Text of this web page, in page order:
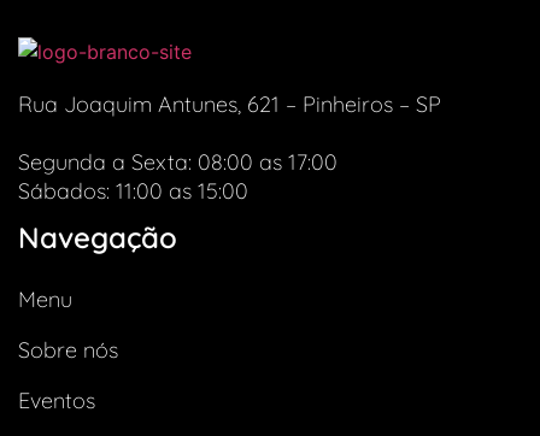
Rua Joaquim Antunes, 621 – Pinheiros – SP
Segunda a Sexta: 08:00 as 17:00
Sábados: 11:00 as 15:00
Navegação
Menu
Sobre nós
Eventos